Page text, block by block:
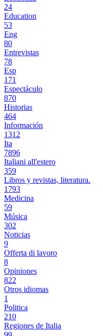
24
Education
53
Eng
80
Entrevistas
78
Esp
171
Espectáculo
870
Historias
464
Información
1312
Ita
7896
Italiani all'estero
359
Libros y revistas, literatura.
1793
Medicina
59
Música
302
Noticias
9
Offerta di lavoro
8
Opiniones
822
Otros idiomas
1
Politica
210
Regiones de Italia